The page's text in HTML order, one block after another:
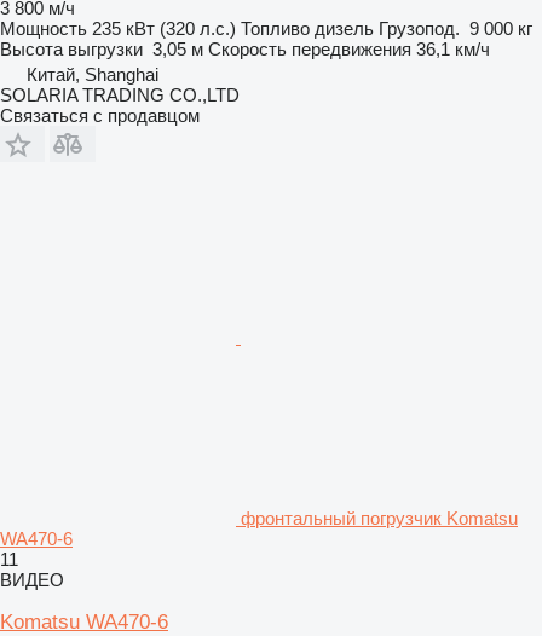
3 800 м/ч
Мощность 235 кВт (320 л.с.) Топливо дизель Грузопод. 9 000 кг
Высота выгрузки 3,05 м Скорость передвижения 36,1 км/ч
Китай, Shanghai
SOLARIA TRADING CO.,LTD
Связаться с продавцом
фронтальный погрузчик Komatsu
WA470-6
11
ВИДЕО
Komatsu WA470-6